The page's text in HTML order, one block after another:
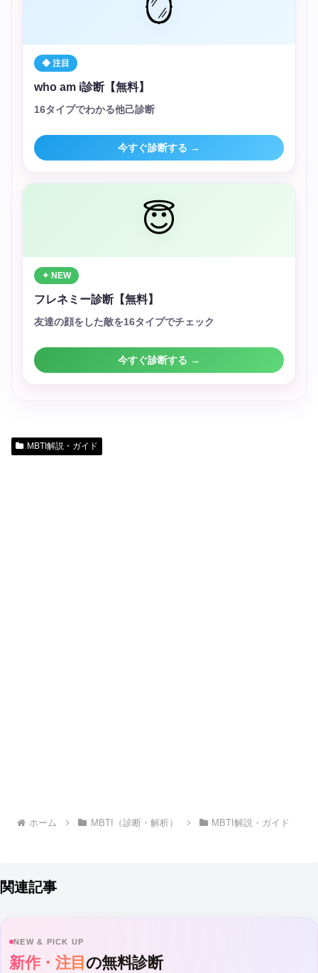
◆ 注目
who am i診断【無料】
16タイプでわかる他己診断
今すぐ診断する →
😇
✦ NEW
フレネミー診断【無料】
友達の顔をした敵を16タイプでチェック
今すぐ診断する →
MBTI解説・ガイド
ホーム MBTI（診断・解析） MBTI解説・ガイド
関連記事
NEW & PICK UP
新作・注目 の無料診断